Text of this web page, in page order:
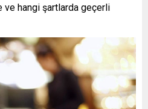
ve hangi şartlarda geçerli